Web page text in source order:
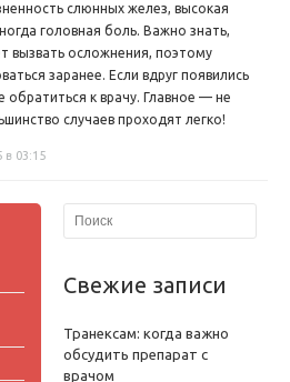
слюнных желез, высокая
головная боль. Важно знать,
вызвать осложнения, поэтому
заранее. Если вдруг появились
к врачу. Главное — не
случаев проходят легко!
в 03:15
Свежие записи
Транексам: когда важно
обсудить препарат с
врачом